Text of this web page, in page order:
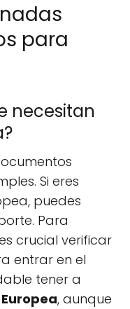
para
necesitan
Si eres
puedes
Para
crucial verificar
entrar en el
tener a
, aunque